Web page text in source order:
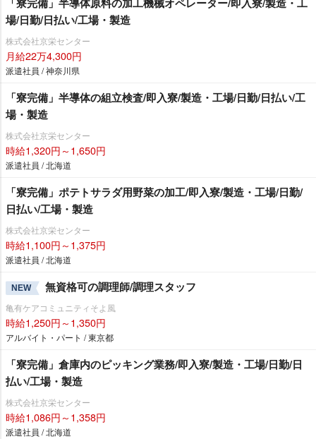
「寮完備」半導体原料の加工機械オペレーター/即入寮/製造・工
場/日勤/日払い/工場・製造
株式会社京栄センター
月給22万4,300円
派遣社員 / 神奈川県
「寮完備」半導体の組立検査/即入寮/製造・工場/日勤/日払い/工
場・製造
株式会社京栄センター
時給1,320円～1,650円
派遣社員 / 北海道
「寮完備」ポテトサラダ用野菜の加工/即入寮/製造・工場/日勤/
日払い/工場・製造
株式会社京栄センター
時給1,100円～1,375円
派遣社員 / 北海道
NEW 無資格可の調理師/調理スタッフ
亀有ケアコミュニティそよ風
時給1,250円～1,350円
アルバイト・パート / 東京都
「寮完備」倉庫内のピッキング業務/即入寮/製造・工場/日勤/日
払い/工場・製造
株式会社京栄センター
時給1,086円～1,358円
派遣社員 / 北海道